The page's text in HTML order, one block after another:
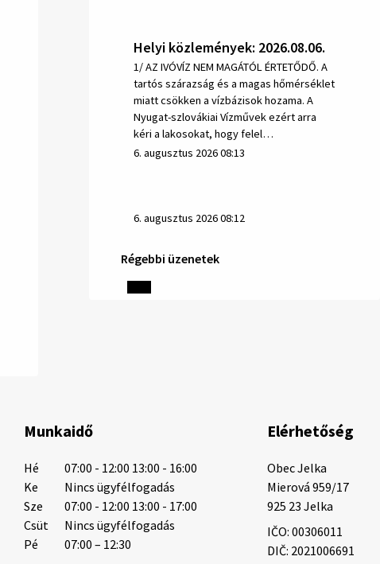
Helyi közlemények: 2026.08.06.
1/ AZ IVÓVÍZ NEM MAGÁTÓL ÉRTETŐDŐ. A
tartós szárazság és a magas hőmérséklet
miatt csökken a vízbázisok hozama. A
Nyugat-szlovákiai Vízművek ezért arra
kéri a lakosokat, hogy felel…
6. augusztus 2026 08:13
6. augusztus 2026 08:12
Helyi közlemények: 2026.08.05.
Helyi közlemények: 2026.08.03.
Gyászhirdetések: 2026.08.3. 1/ Tisztelt
Lakosság! Mély fájdalommal tudatjuk
Régebbi üzenetek
Munkaidő
Hé
07:00 - 12:00 13:00 - 16:00
Ke
Nincs ügyfélfogadás
Sze
07:00 - 12:00 13:00 - 17:00
Csüt
Nincs ügyfélfogadás
Pé
07:00 – 12:30
Elérhetőség
Obec Jelka
Mierová 959/17
925 23 Jelka
IČO: 00306011
DIČ: 2021006691